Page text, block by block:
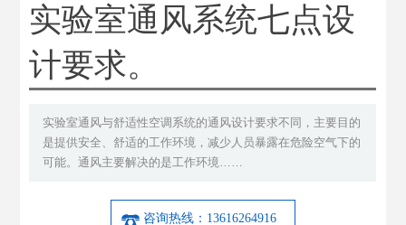
实验室通风系统七点设
计要求。
实验室通风与舒适性空调系统的通风设计要求不同，主要目的
是提供安全、舒适的工作环境，减少人员暴露在危险空气下的
可能。通风主要解决的是工作环境……
咨询热线：13616264916